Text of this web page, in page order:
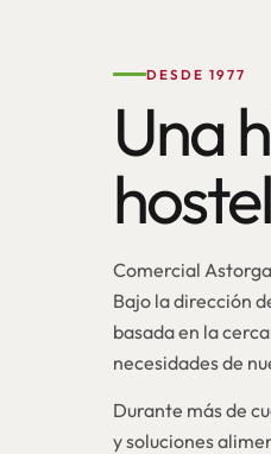
DESDE 1977
Una
Comercial
Bajo la dirección
basada en la
necesidades de
Durante más de
y soluciones